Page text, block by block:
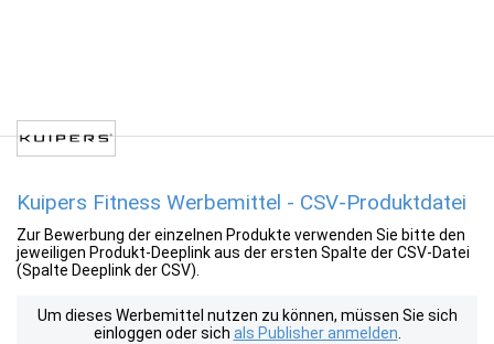
Kuipers Fitness Werbemittel - CSV-Produktdatei
Zur Bewerbung der einzelnen Produkte verwenden Sie bitte den
jeweiligen Produkt-Deeplink aus der ersten Spalte der CSV-Datei
(Spalte Deeplink der CSV).
Um dieses Werbemittel nutzen zu können, müssen Sie sich
einloggen oder sich als Publisher anmelden